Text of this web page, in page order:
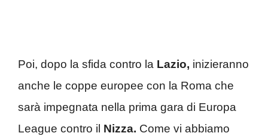
Poi, dopo la sfida contro la Lazio, inizieranno
anche le coppe europee con la Roma che
sarà impegnata nella prima gara di Europa
League contro il Nizza. Come vi abbiamo